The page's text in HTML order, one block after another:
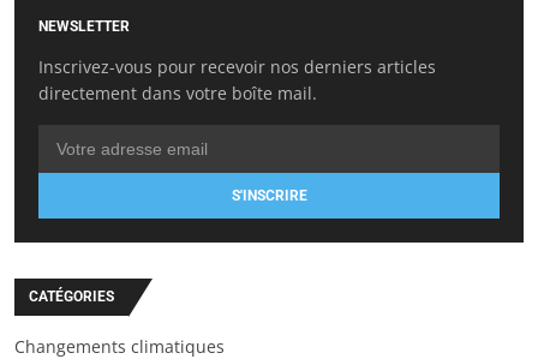
NEWSLETTER
Inscrivez-vous pour recevoir nos derniers articles
directement dans votre boîte mail.
S'INSCRIRE
CATÉGORIES
Changements climatiques